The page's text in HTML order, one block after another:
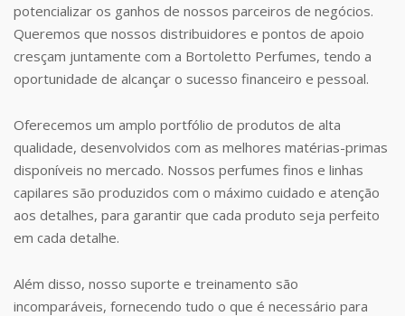
potencializar os ganhos de nossos parceiros de negócios.
Queremos que nossos distribuidores e pontos de apoio
cresçam juntamente com a Bortoletto Perfumes, tendo a
oportunidade de alcançar o sucesso financeiro e pessoal.
Oferecemos um amplo portfólio de produtos de alta
qualidade, desenvolvidos com as melhores matérias-primas
disponíveis no mercado. Nossos perfumes finos e linhas
capilares são produzidos com o máximo cuidado e atenção
aos detalhes, para garantir que cada produto seja perfeito
em cada detalhe.
Além disso, nosso suporte e treinamento são
incomparáveis, fornecendo tudo o que é necessário para